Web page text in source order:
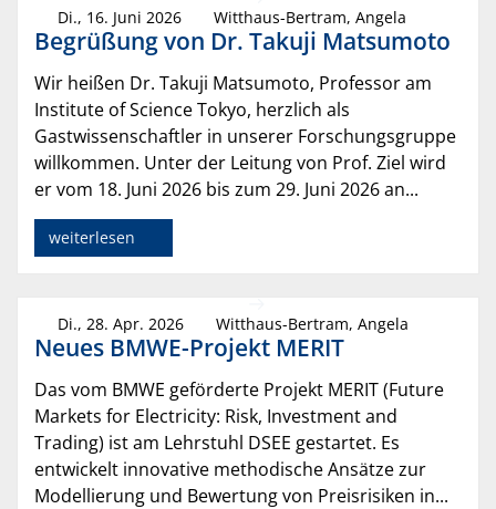
Di., 16. Juni 2026 Witthaus-Bertram, Angela
Begrüßung von Dr. Takuji Matsumoto
Wir heißen Dr. Takuji Matsumoto, Professor am
Institute of Science Tokyo, herzlich als
Gastwissenschaftler in unserer Forschungsgruppe
willkommen. Unter der Leitung von Prof. Ziel wird
er vom 18. Juni 2026 bis zum 29. Juni 2026 an...
weiterlesen
Di., 28. Apr. 2026 Witthaus-Bertram, Angela
Neues BMWE-Projekt MERIT
Das vom BMWE geförderte Projekt MERIT (Future
Markets for Electricity: Risk, Investment and
Trading) ist am Lehrstuhl DSEE gestartet. Es
entwickelt innovative methodische Ansätze zur
Modellierung und Bewertung von Preisrisiken in...